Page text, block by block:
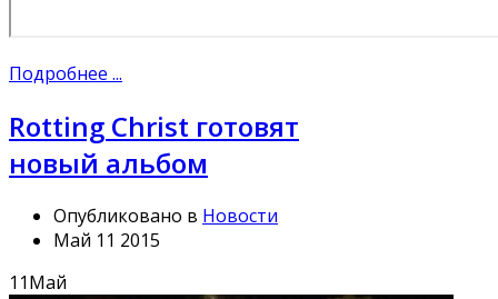
Подробнее ...
Rotting Christ готовят
новый альбом
Опубликовано в Новости
Май 11 2015
11Май